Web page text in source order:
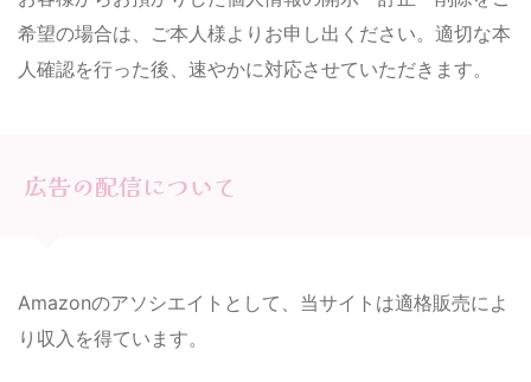
希望の場合は、ご本人様よりお申し出ください。適切な本
人確認を行った後、速やかに対応させていただきます。
広告の配信について
Amazonのアソシエイトとして、当サイトは適格販売によ
り収入を得ています。